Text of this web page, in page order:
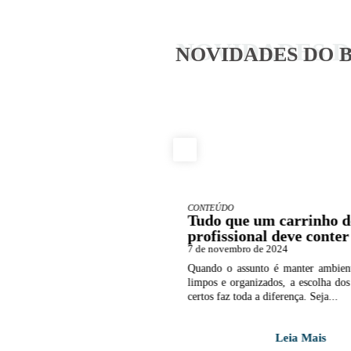
NOVIDADES DO
NOVIDADES
CONTEÚDO
Tudo que um carrinho
profissional deve conter
7 de novembro de 2024
Quando o assunto é manter
limpos e organizados, a escolha
certos faz toda a diferença. Seja...
Leia Mais